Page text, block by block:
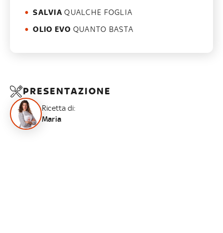
SALVIA QUALCHE FOGLIA
OLIO EVO QUANTO BASTA
PRESENTAZIONE
Ricetta di:
Maria